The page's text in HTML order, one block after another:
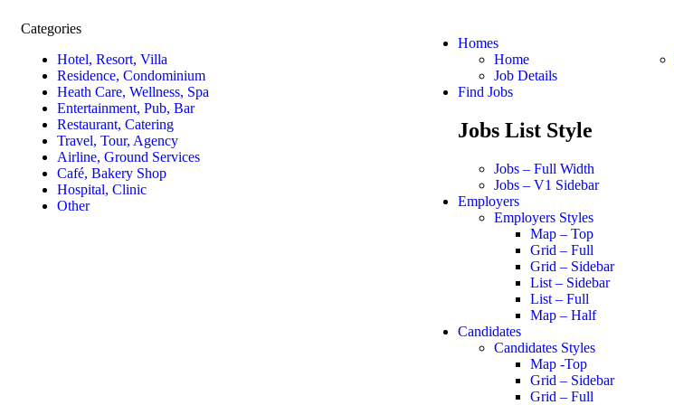
Categories
Hotel, Resort, Villa
Residence, Condominium
Heath Care, Wellness, Spa
Entertainment, Pub, Bar
Restaurant, Catering
Travel, Tour, Agency
Airline, Ground Services
Café, Bakery Shop
Hospital, Clinic
Other
Homes
Home
Job Details
Find Jobs
Jobs List Style
Jobs – Full Width
Jobs – V1 Sidebar
Employers
Employers Styles
Map – Top
Grid – Full
Grid – Sidebar
List – Sidebar
List – Full
Map – Half
Candidates
Candidates Styles
Map -Top
Grid – Sidebar
Grid – Full